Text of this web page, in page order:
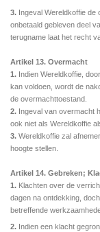
3. Ingeval Wereldkoffie
onbetaald gebleven deel
terugname laat het recht
Artikel 13. Overmacht
1. Indien Wereldkoffie,
kan voldoen, wordt de
de overmachttoestand.
2. Ingeval van overmacht
ook niet als Wereldkoffie
3. Wereldkoffie zal
hoogte stellen.
Artikel 14. Gebreken;
1. Klachten over de
dagen na ontdekking,
betreffende
2. Indien een klacht